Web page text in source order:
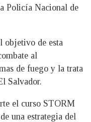
Policía Nacional de
objetivo de esta
al
de fuego y la trata
Salvador.
el curso STORM
una estrategia del